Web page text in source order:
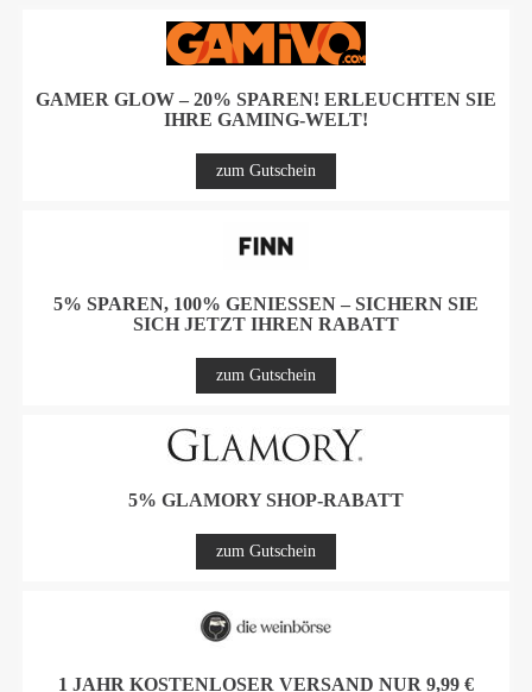
GAMER GLOW – 20% SPAREN! ERLEUCHTEN SIE
IHRE GAMING-WELT!
zum Gutschein
5% SPAREN, 100% GENIESSEN – SICHERN SIE S
ICH JETZT IHREN RABATT
zum Gutschein
5% GLAMORY SHOP-RABATT
zum Gutschein
1 JAHR KOSTENLOSER VERSAND NUR 9,99 €